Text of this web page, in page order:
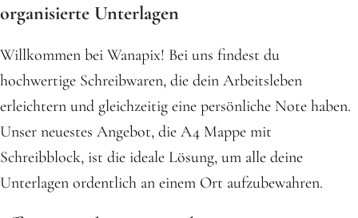
organisierte Unterlagen
Willkommen bei Wanapix! Bei uns findest du
hochwertige Schreibwaren, die dein Arbeitsleben
erleichtern und gleichzeitig eine persönliche Note haben.
Unser neuestes Angebot, die A4 Mappe mit
Schreibblock, ist die ideale Lösung, um alle deine
Unterlagen ordentlich an einem Ort aufzubewahren.